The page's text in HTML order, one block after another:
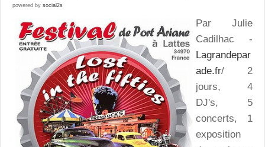
powered by social2s
Par Julie
Cadilhac -
Lagrandepar
ade.fr/ 2
jours, 4
DJ's, 5
concerts, 1
exposition